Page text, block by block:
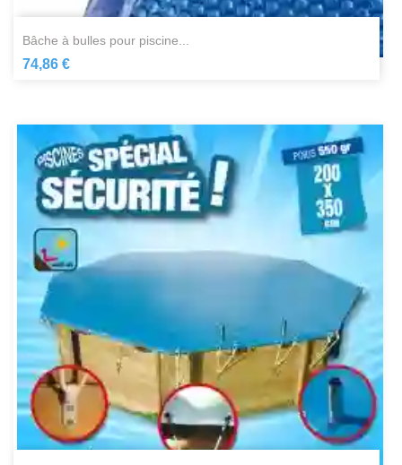
bâche à bulles pour piscine...
74,86 €